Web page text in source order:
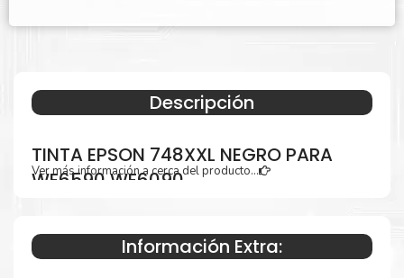
Descripción
TINTA EPSON 748XXL NEGRO PARA
WF6590 WF6090
Especificaciones Técnicas
Ver más información a cerca del producto...
Información Extra: